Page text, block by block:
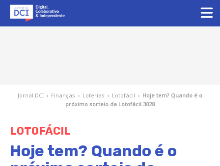
Jornal DCI › Finanças › Loterias › Lotofácil › Hoje tem? Quando é o
próximo sorteio da Lotofácil 3028
LOTOFÁCIL
Hoje tem? Quando é o